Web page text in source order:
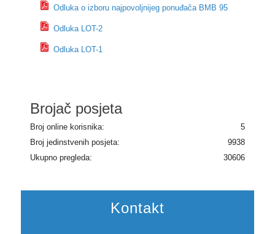
Odluka o izboru najpovoljnijeg ponuđača BMB 95
Odluka LOT-2
Odluka LOT-1
Brojač posjeta
Broj online korisnika:
5
Broj jedinstvenih posjeta:
9938
Ukupno pregleda:
30606
Kontakt